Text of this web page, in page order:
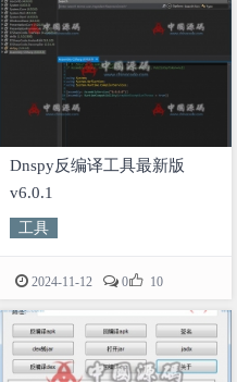
Dnspy反编译工具最新版
v6.0.1
工具
2024-11-12 0 10